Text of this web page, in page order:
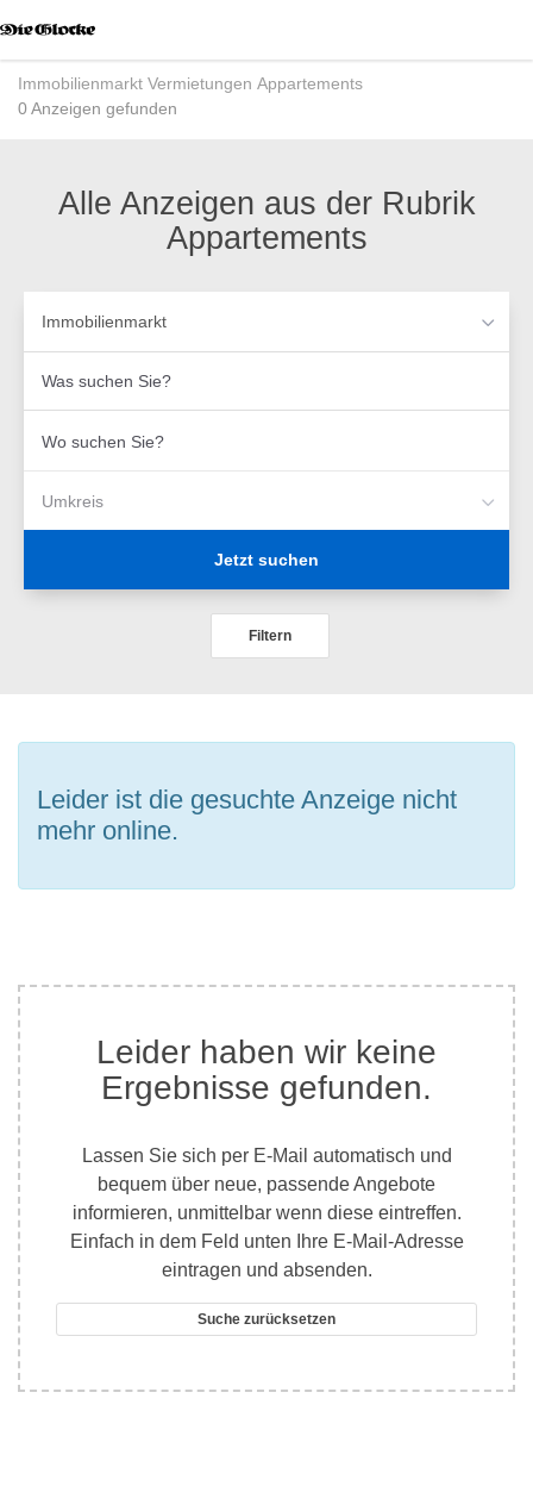
Modus
aktivieren
zur
Navigation
Immobilienmarkt Vermietungen Appartements
0 Anzeigen gefunden
Alle Anzeigen aus der Rubrik
Appartements
Immobilienmarkt
suchen
Sie?
suchen
Umkreis
Jetzt suchen
Filtern
Leider ist die gesuchte Anzeige nicht
mehr online.
Leider haben wir keine
Ergebnisse gefunden.
Lassen Sie sich per E-Mail automatisch und
bequem über neue, passende Angebote
informieren, unmittelbar wenn diese eintreffen.
Einfach in dem Feld unten Ihre E-Mail-Adresse
eintragen und absenden.
Suche zurücksetzen